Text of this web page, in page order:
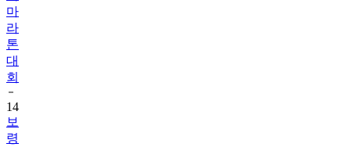
마
라
톤
대
회
14
보
령